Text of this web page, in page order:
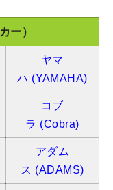
ー）
ヤマ
ハ (YAMAHA)
コブ
ラ (Cobra)
アダム
ス (ADAMS)